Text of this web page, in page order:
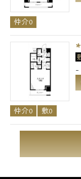
仲介0
-
仲介0 敷0